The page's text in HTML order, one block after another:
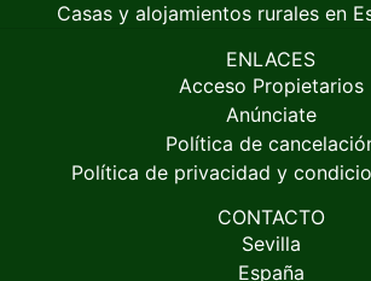
Casas y alojamientos rurales en
ENLACES
Acceso Propietarios
Anúnciate
Política de
Política de privacidad y
CONTACTO
Sevilla
España